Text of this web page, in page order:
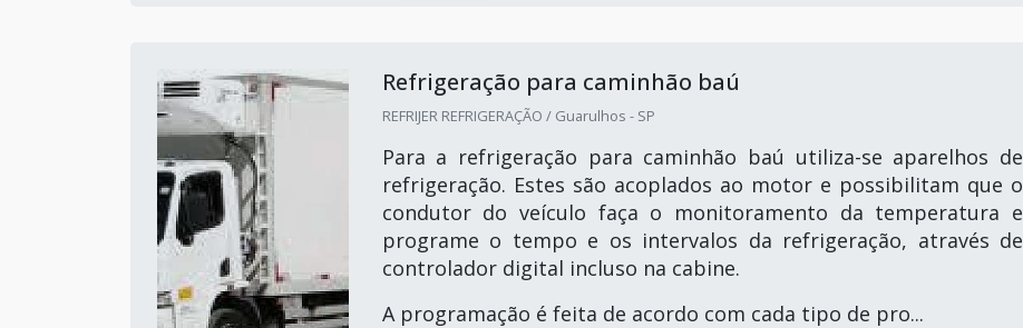
Refrigeração para caminhão baú
REFRIJER REFRIGERAÇÃO / Guarulhos - SP
Para a refrigeração para caminhão baú utiliza-se aparelhos de
refrigeração. Estes são acoplados ao motor e possibilitam que o
condutor do veículo faça o monitoramento da temperatura e
programe o tempo e os intervalos da refrigeração, através de
controlador digital incluso na cabine.
A programação é feita de acordo com cada tipo de pro...